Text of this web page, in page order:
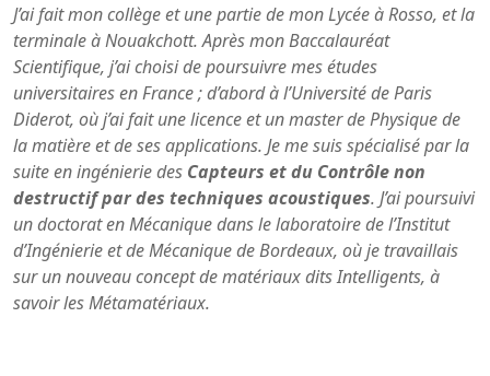
J’ai fait moncollège et une partie de mon Lycée à Rosso, et la
terminale à Nouakchott. Après mon Baccalauréat
Scientifique, j’ai choisi de poursuivre mes études
universitaires en France ; d’abord à l’Université de Paris
Diderot, où j’ai fait une licence et un master de Physique de
la matière et de ses applications. Je me suis spécialisé par la
suite en ingénierie des Capteurs et du Contrôle non
destructif par des techniques acoustiques. J’ai poursuivi
un doctorat en Mécanique dans le laboratoire de l’Institut
d’Ingénierie et de Mécanique de Bordeaux, où je travaillais
sur un nouveau concept de matériaux dits Intelligents, à
savoir les Métamatériaux.